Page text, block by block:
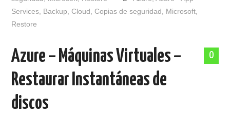
Services Backup ,Cloud ,Copias de seguridad Microsoft
Restore
0
Azure – Máquinas Virtuales –
Restaurar Instantáneas de
discos